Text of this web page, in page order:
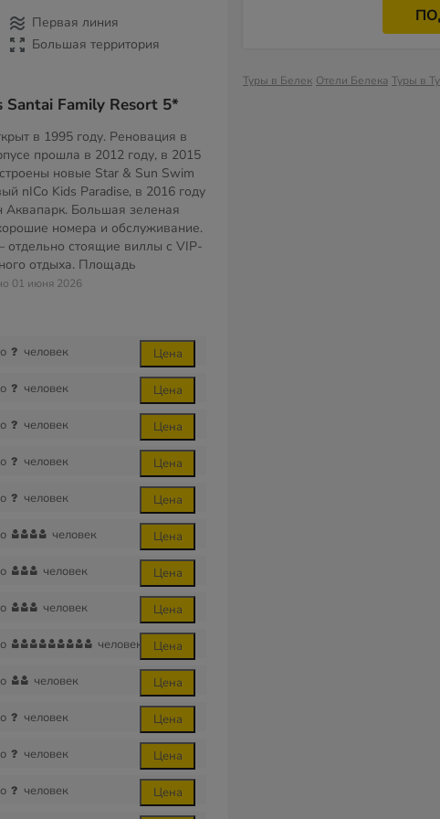
Первая линия
Большая территория
Santai Family Resort 5*
в 1995 году. Реновация в
прошла в 2012 году, в 2015
новые Star & Sun Swim
nICo Kids Paradise, в 2016 году
Аквапарк. Большая зеленая
номера и обслуживание.
отдельно стоящие виллы с VIP-
отдыха. Площадь
01 июня 2026
человек Цена
человек Цена
человек Цена
человек Цена
человек Цена
человек Цена
человек Цена
человек Цена
человек Цена
человек Цена
человек Цена
человек Цена
человек Цена
Туры в Белек Отели Белека Туры в